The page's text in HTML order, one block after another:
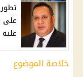
عليه
خلاصة الموضوع